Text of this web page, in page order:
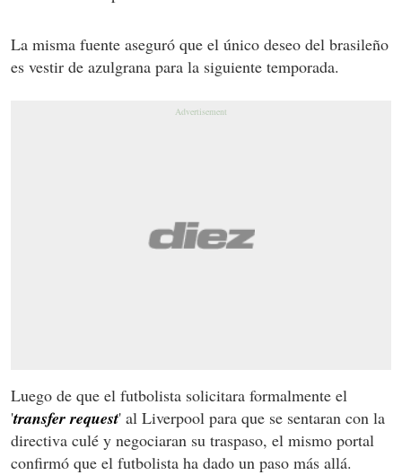
La misma fuente aseguró que el único deseo del brasileño
es vestir de azulgrana para la siguiente temporada.
Luego de que el futbolista solicitara formalmente el
'transfer request' al Liverpool para que se sentaran con la
directiva culé y negociaran su traspaso, el mismo portal
confirmó que el futbolista ha dado un paso más allá.